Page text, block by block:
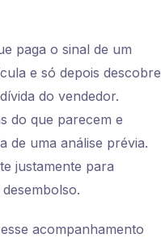
paga o sinal de um
e só depois descobre
do vendedor.
do que parecem e
de uma análise prévia.
justamente para
acompanhamento